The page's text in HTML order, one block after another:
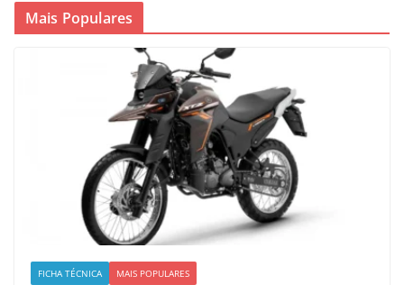
Mais Populares
FICHA TÉCNICA MAIS POPULARES